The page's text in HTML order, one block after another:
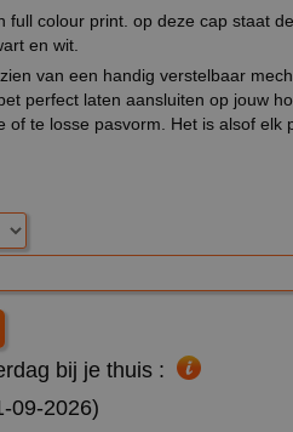
full colour print. op deze cap staat
en wit.
van een handig verstelbaar
perfect laten aansluiten op jouw
of te losse pasvorm. Het is alsof elk
bij je thuis :
09-2026)